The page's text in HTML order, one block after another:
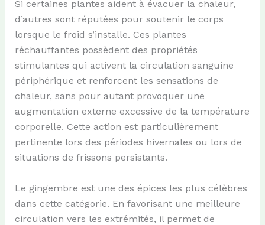
Si certaines plantes aident à évacuer la chaleur,
d’autres sont réputées pour soutenir le corps
lorsque le froid s’installe. Ces plantes
réchauffantes possèdent des propriétés
stimulantes qui activent la circulation sanguine
périphérique et renforcent les sensations de
chaleur, sans pour autant provoquer une
augmentation externe excessive de la température
corporelle. Cette action est particulièrement
pertinente lors des périodes hivernales ou lors de
situations de frissons persistants.
Le gingembre est une des épices les plus célèbres
dans cette catégorie. En favorisant une meilleure
circulation vers les extrémités, il permet de